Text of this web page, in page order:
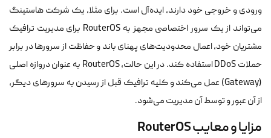
ورودی و خروجی خود دارند، ایده‌آل است. برای مثلا، یک شرکت هاستینگ
می‌تواند از یک سرور اختصاصی مجهز به RouterOS برای مدیریت ترافیک
مشتریان خود، اعمال محدودیت‌های پهنای باند و حفاظت از سرورها در برابر
حملات DDoS استفاده کند. در این حالت، RouterOS به عنوان دروازه اصلی
(Gateway) عمل می‌کند و کلیه ترافیک قبل از رسیدن به سرورهای دیگر،
از آن عبور و توسط آن مدیریت می‌شود.
مزایا و معایب RouterOS